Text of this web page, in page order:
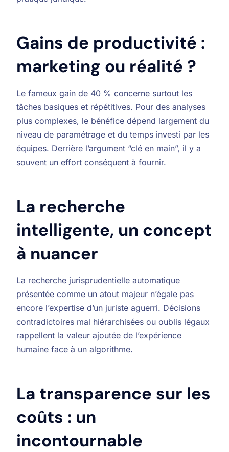
Gains de productivité :
marketing ou réalité ?
Le fameux gain de 40 % concerne surtout les
tâches basiques et répétitives. Pour des analyses
plus complexes, le bénéfice dépend largement du
niveau de paramétrage et du temps investi par les
équipes. Derrière l’argument “clé en main”, il y a
souvent un effort conséquent à fournir.
La recherche
intelligente, un concept
à nuancer
La recherche jurisprudentielle automatique
présentée comme un atout majeur n’égale pas
encore l’expertise d’un juriste aguerri. Décisions
contradictoires mal hiérarchisées ou oublis légaux
rappellent la valeur ajoutée de l’expérience
humaine face à un algorithme.
La transparence sur les
coûts : un
incontournable